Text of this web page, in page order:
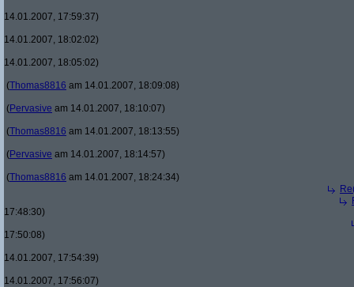
14.01.2007, 17:59:37)
14.01.2007, 18:02:02)
14.01.2007, 18:05:02)
(Thomas8816 am 14.01.2007, 18:09:08)
(Pervasive am 14.01.2007, 18:10:07)
(Thomas8816 am 14.01.2007, 18:13:55)
(Pervasive am 14.01.2007, 18:14:57)
(Thomas8816 am 14.01.2007, 18:24:34)
17:48:30)
17:50:08)
14.01.2007, 17:54:39)
14.01.2007, 17:56:07)